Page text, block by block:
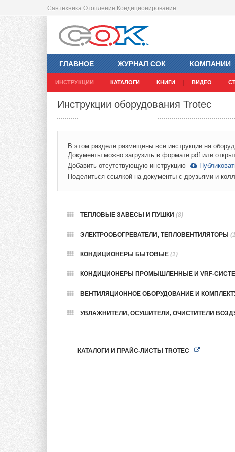
Сантехника Отопление Кондиционирование
ГЛАВНОЕ ЖУРНАЛ СОК КОМПАНИИ
ИНСТРУКЦИИ КАТАЛОГИ КНИГИ ВИДЕО
Инструкции оборудования Trotec
В этом разделе размещены все инструкции на
Документы можно загрузить в формате pdf или
Добавить отсутствующую инструкцию
Поделиться ссылкой на документы с друзьями и
ТЕПЛОВЫЕ ЗАВЕСЫ И ПУШКИ (8)
ЭЛЕКТРООБОГРЕВАТЕЛИ, ТЕПЛОВЕНТИЛЯТОРЫ
КОНДИЦИОНЕРЫ БЫТОВЫЕ (1)
КОНДИЦИОНЕРЫ ПРОМЫШЛЕННЫЕ И VRF-
ВЕНТИЛЯЦИОННОЕ ОБОРУДОВАНИЕ И
УВЛАЖНИТЕЛИ, ОСУШИТЕЛИ, ОЧИСТИТЕЛИ
КАТАЛОГИ И ПРАЙС-ЛИСТЫ TROTEC